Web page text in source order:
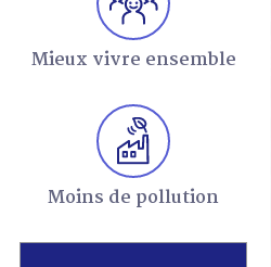
Mieux vivre ensemble
Moins de pollution